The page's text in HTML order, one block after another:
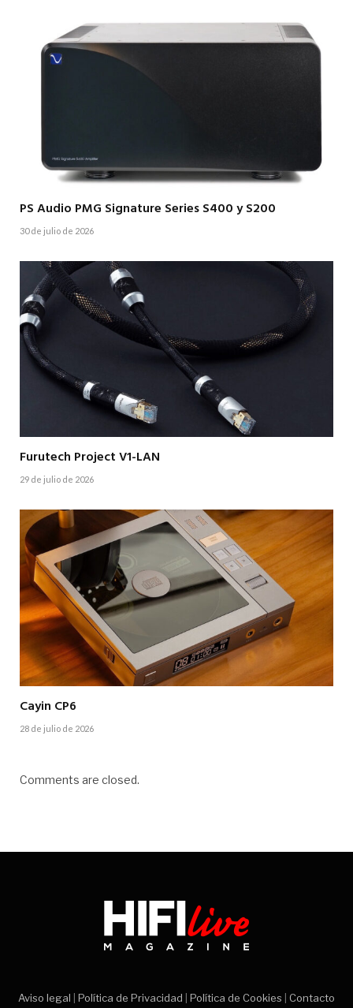
PS Audio PMG Signature Series S400 y S200
30 de julio de 2026
Furutech Project V1-LAN
29 de julio de 2026
Cayin CP6
28 de julio de 2026
Comments are closed.
Aviso legal Política de Privacidad Política de Cookies
Contacto